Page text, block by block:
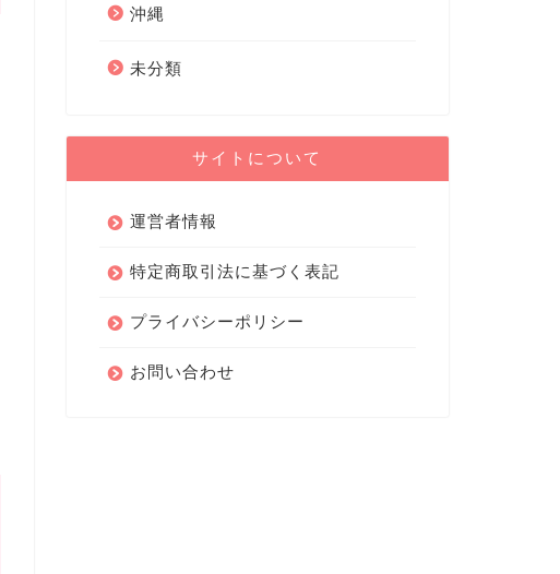
沖縄
未分類
サイトについて
運営者情報
特定商取引法に基づく表記
プライバシーポリシー
お問い合わせ